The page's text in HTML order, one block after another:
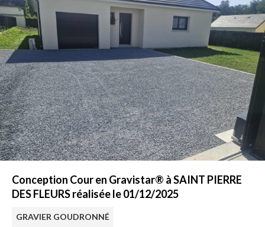
Conception Cour en Gravistar® à SAINT PIERRE
DES FLEURS réalisée le 01/12/2025
GRAVIER GOUDRONNÉ